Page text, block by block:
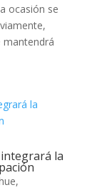
ocasión se
mantendrá
la
,